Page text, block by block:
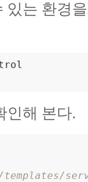
있는 환경
인해 본다.